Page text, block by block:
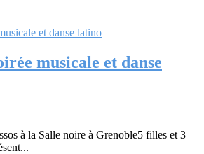
musicale et danse
à la Salle noire à Grenoble5 filles et 3